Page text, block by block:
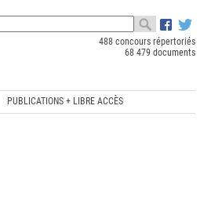
488 concours répertoriés
68 479 documents
PUBLICATIONS + LIBRE ACCÈS